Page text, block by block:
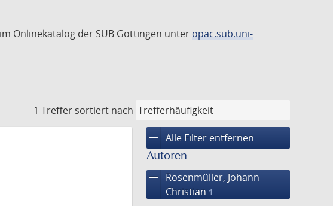
Onlinekatalog der SUB Göttingen unter opac.sub.uni-
1 Treffer sortiert nach
remove Alle Filter entfernen
Autoren
remove
Rosenmüller, Johann
Christian 1